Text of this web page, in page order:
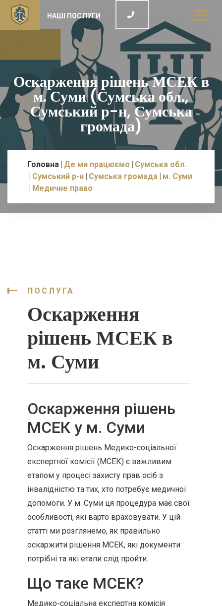
НАШІ ПОСЛУГИ
Оскарження рішень МСЕК в
м. Суми (Сумська обл.,
Сумський р-н, Сумська
громада)
Головна Де ми працюємо
Сумська обл.
Сумський р-н Сумська громада м. Суми
Медичне право
ПОСЛУГА
Оскарження
рішень МСЕК в
м. Суми
Оскарження рішень
МСЕК у м. Суми
Оскарження рішень Медико-соціальної
експертної комісії (МСЕК) є важливим
етапом у процесі захисту прав осіб з
інвалідністю та тих, хто потребує медичної
допомоги. У м. Суми ця процедура має свої
особливості, які варто враховувати. У цій
статті ми розглянемо, як правильно
оскаржити рішення МСЕК, які документи
потрібні та які етапи слід пройти.
Що таке МСЕК?
Медико-соціальна експертна комісія